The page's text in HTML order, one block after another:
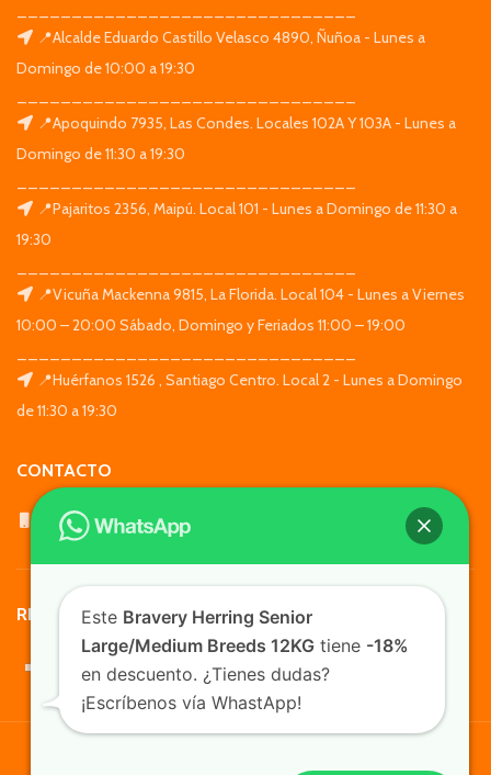
📍Alcalde Eduardo Castillo Velasco 4890, Ñuñoa - Lunes a
Domingo de 10:00 a 19:30
📍Apoquindo 7935, Las Condes. Locales 102A Y 103A - Lunes a
Domingo de 11:30 a 19:30
📍Pajaritos 2356, Maipú. Local 101 - Lunes a Domingo de 11:30 a
19:30
📍Vicuña Mackenna 9815, La Florida. Local 104 - Lunes a Viernes
10:00 – 20:00 Sábado, Domingo y Feriados 11:00 – 19:00
📍Huérfanos 1526 , Santiago Centro. Local 2 - Lunes a Domingo
de 11:30 a 19:30
CONTACTO
WhatsApp: +569 7564 4676
REDES SOCIALES
TusMascotas.cl
Este Bravery Herring Senior
Large/Medium Breeds 12KG tiene -18%
en descuento. ¿Tienes dudas?
¡Escríbenos vía WhastApp!